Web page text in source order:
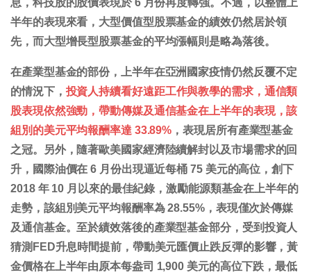
息，科技股的股價表現於 6 月份再度轉強。不過，以整體上
半年的表現來看，大型價值型股票基金的績效仍然居於領
先，而大型增長型股票基金的平均漲幅則是略為落後。
在產業型基金的部份，上半年在亞洲國家疫情仍然反覆不定
的情況下， 投資人持續看好遠距工作與教學的需求，通信類
股表現依然強勁，帶動傳媒及通信基金在上半年的表現，該
組別的美元平均報酬率達 33.89% ，表現居所有產業型基金
之冠。另外，隨著歐美國家經濟陸續解封以及市場需求的回
升，國際油價在 6 月份出現逼近每桶 75 美元的高位，創下
2018 年 10 月以來的最佳紀錄，激勵能源類基金在上半年的
走勢，該組別美元平均報酬率為 28.55%，表現僅次於傳媒
及通信基金。至於績效落後的產業型基金部分，受到投資人
猜測FED升息時間提前，帶動美元匯價止跌反彈的影響，黃
金價格在上半年由原本每盎司 1,900 美元的高位下跌，最低